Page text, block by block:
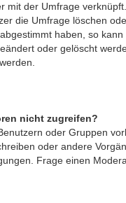
mit der Umfrage
die Umfrage löschen
haben, so
oder gelöscht
nicht zugreifen?
oder Gruppen
oder andere
Frage einen